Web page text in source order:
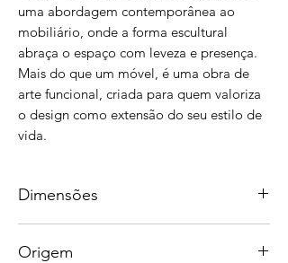
uma abordagem contemporânea ao
mobiliário, onde a forma escultural
abraça o espaço com leveza e presença.
Mais do que um móvel, é uma obra de
arte funcional, criada para quem valoriza
o design como extensão do seu estilo de
vida.
Dimensões
Origem